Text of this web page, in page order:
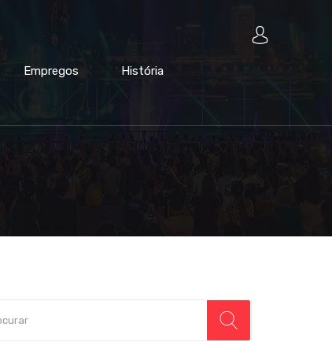
Empregos
História